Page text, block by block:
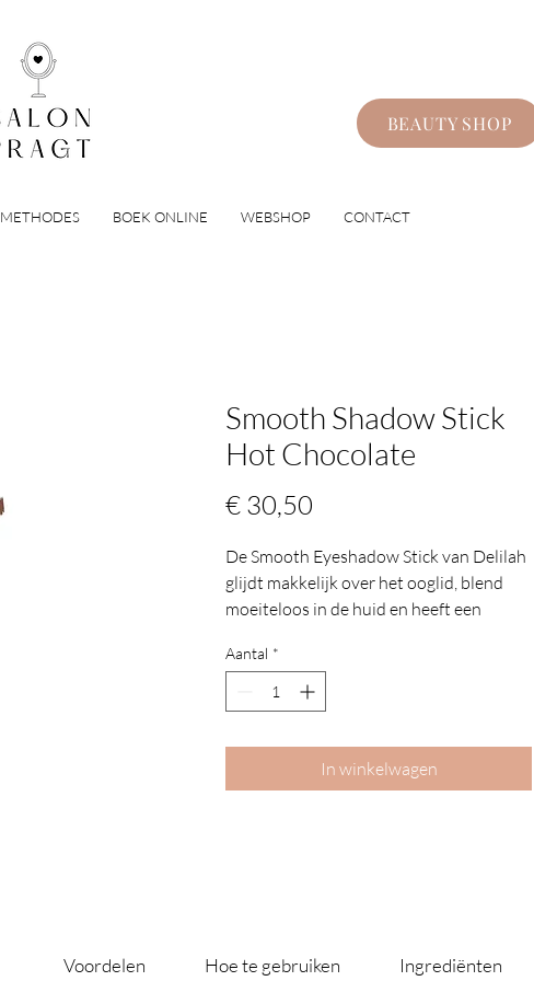
BEAUTY SHOP
METHODES BOEK ONLINE WEBSHOP CONTACT
Smooth Shadow Stick
Hot Chocolate
€ 30,50
De Smooth Eyeshadow Stick van Delilah
glijdt makkelijk over het ooglid, blend
moeiteloos in de huid en heeft een
oogschaduwpotlood bevat een
ingebouwde puntenslijper om de zachte,
rijk gepigmenteerde potloodpunt te
Aantal *
In winkelwagen
Voordelen Hoe te gebruiken Ingrediënten